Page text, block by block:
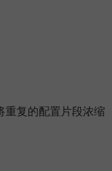
重复的配置片段浓缩